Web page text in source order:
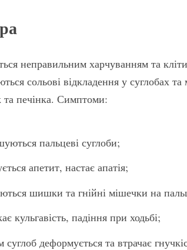
неправильним харчуванням та
сольові відкладення у суглобах
печінка. Симптоми:
пальцеві суглоби;
апетит, настає апатія;
шишки та гнійні мішечки на
кульгавість, падіння при ходьбі;
суглоб деформується та втрачає